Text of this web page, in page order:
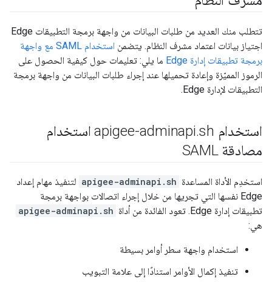
تتطلب منك العديد من طلبات البيانات من واجهة برمجة التطبيقات Edge
اجتياز بيانات اعتماد مشرف النظام. يتضمن
استخدام SAML مع واجهة
برمجة تطبيقات إدارة Edge
ما يلي: تعليمات حول كيفية الحصول على
الرموز المميّزة وإعادة تحميلها عند إجراء طلبات البيانات من واجهة برمجة
التطبيقات لإدارة Edge.
استخدام apigee-adminapi .
sh استخدام
مصادقة SAML
استخدِم الأداة المساعدة apigee-adminapi.sh لتنفيذ مهام إعداد
Edge نفسها التي تجريها من خلال إجراء اتصالات بواجهة برمجة
تطبيقات إدارة Edge. تعود الفائدة من أداة
apigee-adminapi.sh
هي:
استخدام واجهة سطر أوامر بسيطة
تنفيذ إكمال الأوامر استنادًا إلى علامة التبويب